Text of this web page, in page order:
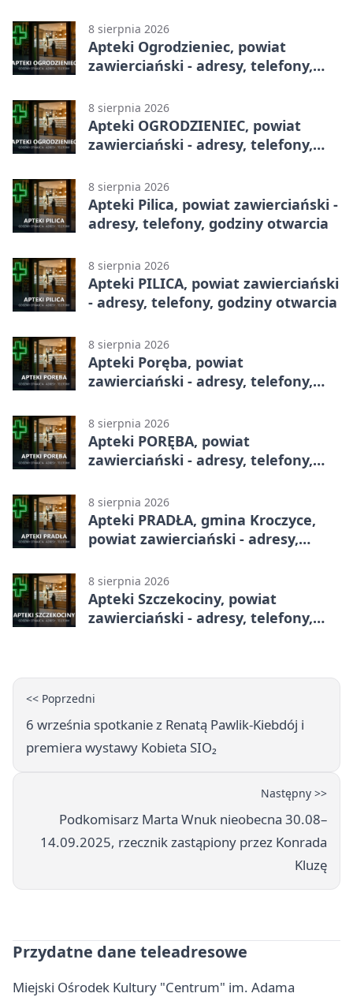
8 sierpnia 2026
Apteki Ogrodzieniec, powiat
zawierciański - adresy, telefony,
8 sierpnia 2026
Apteki OGRODZIENIEC, powiat
zawierciański - adresy, telefony,
8 sierpnia 2026
Apteki Pilica, powiat zawierciański -
adresy, telefony, godziny otwarcia
8 sierpnia 2026
Apteki PILICA, powiat zawierciański
- adresy, telefony, godziny otwarcia
8 sierpnia 2026
Apteki Poręba, powiat
zawierciański - adresy, telefony,
8 sierpnia 2026
Apteki PORĘBA, powiat
zawierciański - adresy, telefony,
8 sierpnia 2026
Apteki PRADŁA, gmina Kroczyce,
powiat zawierciański - adresy,
8 sierpnia 2026
Apteki Szczekociny, powiat
zawierciański - adresy, telefony,
<< Poprzedni
6 września spotkanie z Renatą Pawlik-Kiebdój i
premiera wystawy Kobieta SIO₂
Następny >>
Podkomisarz Marta Wnuk nieobecna 30.08–
14.09.2025, rzecznik zastąpiony przez Konrada
Kluzę
Przydatne dane teleadresowe
Miejski Ośrodek Kultury "Centrum" im. Adama